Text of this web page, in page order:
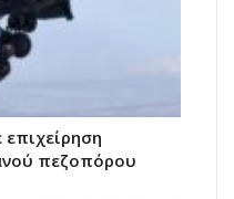
πεζοπόρου